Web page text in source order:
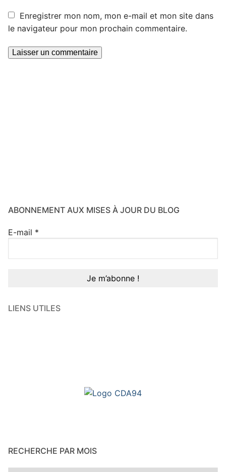
Enregistrer mon nom, mon e-mail et mon site dans
le navigateur pour mon prochain commentaire.
ABONNEMENT AUX MISES À JOUR DU BLOG
E-mail *
LIENS UTILES
RECHERCHE PAR MOIS